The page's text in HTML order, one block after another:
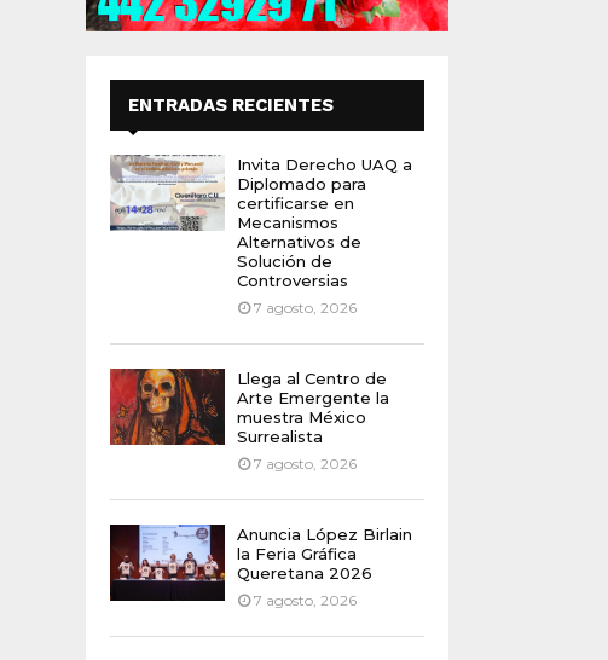
ENTRADAS RECIENTES
Invita Derecho UAQ a
Diplomado para
certificarse en
Mecanismos
Alternativos de
Solución de
Controversias
7 agosto, 2026
Llega al Centro de
Arte Emergente la
muestra México
Surrealista
7 agosto, 2026
Anuncia López Birlain
la Feria Gráfica
Queretana 2026
7 agosto, 2026